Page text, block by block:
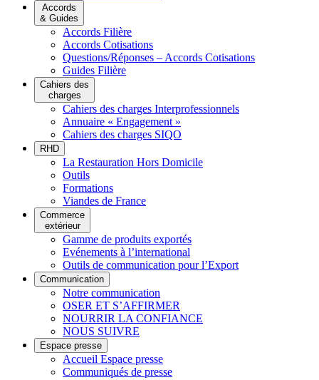
Accords
& Guides
Accords Filière
Accords Cotisations
Questions/Réponses – Accords Cotisations
Guides Filière
Cahiers des
charges
Cahiers des charges Interprofessionnels
Annuaire « Engagement »
Cahiers des charges SIQO
RHD
La Restauration Hors Domicile
Outils
Formations
Viandes de France
Commerce
extérieur
Gamme de produits exportés
Evénements à l’international
Outils de communication pour l’Export
Communication
Notre communication
OSER ET S’AFFIRMER
NOURRIR LA CONFIANCE
NOUS SUIVRE
Espace presse
Accueil Espace presse
Communiqués de presse